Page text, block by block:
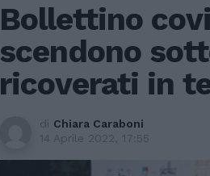
Bollettino
scendono
ricoverati in
di Chiara Caraboni
14 Aprile 2022, 17:55